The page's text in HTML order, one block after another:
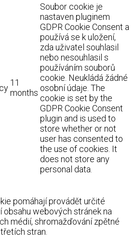
11
months
Soubor cookie je
nastaven pluginem
GDPR Cookie Consent a
používá se k uložení,
zda uživatel souhlasil
nebo nesouhlasil s
používáním souborů
cookie. Neukládá žádné
osobní údaje. The
cookie is set by the
GDPR Cookie Consent
plugin and is used to
store whether or not
user has consented to
the use of cookies. It
does not store any
personal data.
pomáhají provádět určité
obsahu webových stránek na
médií, shromažďování zpětné
stran.